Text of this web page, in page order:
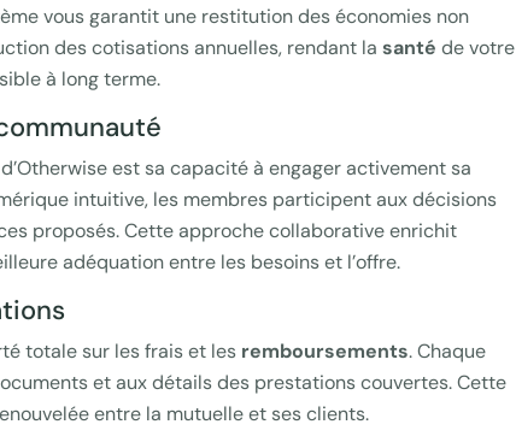
vous garantit une restitution des économies non
des cotisations annuelles, rendant lasanté de votre
à long terme.
est sa capacité à engager activement sa
intuitive, les membres participent aux décisions
proposés. Cette approche collaborative enrichit
adéquation entre les besoins et l’offre.
totale sur les frais et les remboursements. Chaque
et aux détails des prestations couvertes. Cette
entre la mutuelle et ses clients.